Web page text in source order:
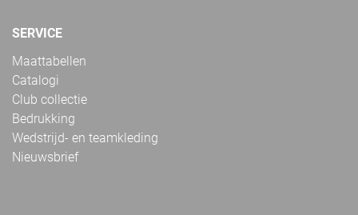
SERVICE
Maattabellen
Catalogi
Club collectie
Bedrukking
Wedstrijd- en teamkleding
Nieuwsbrief